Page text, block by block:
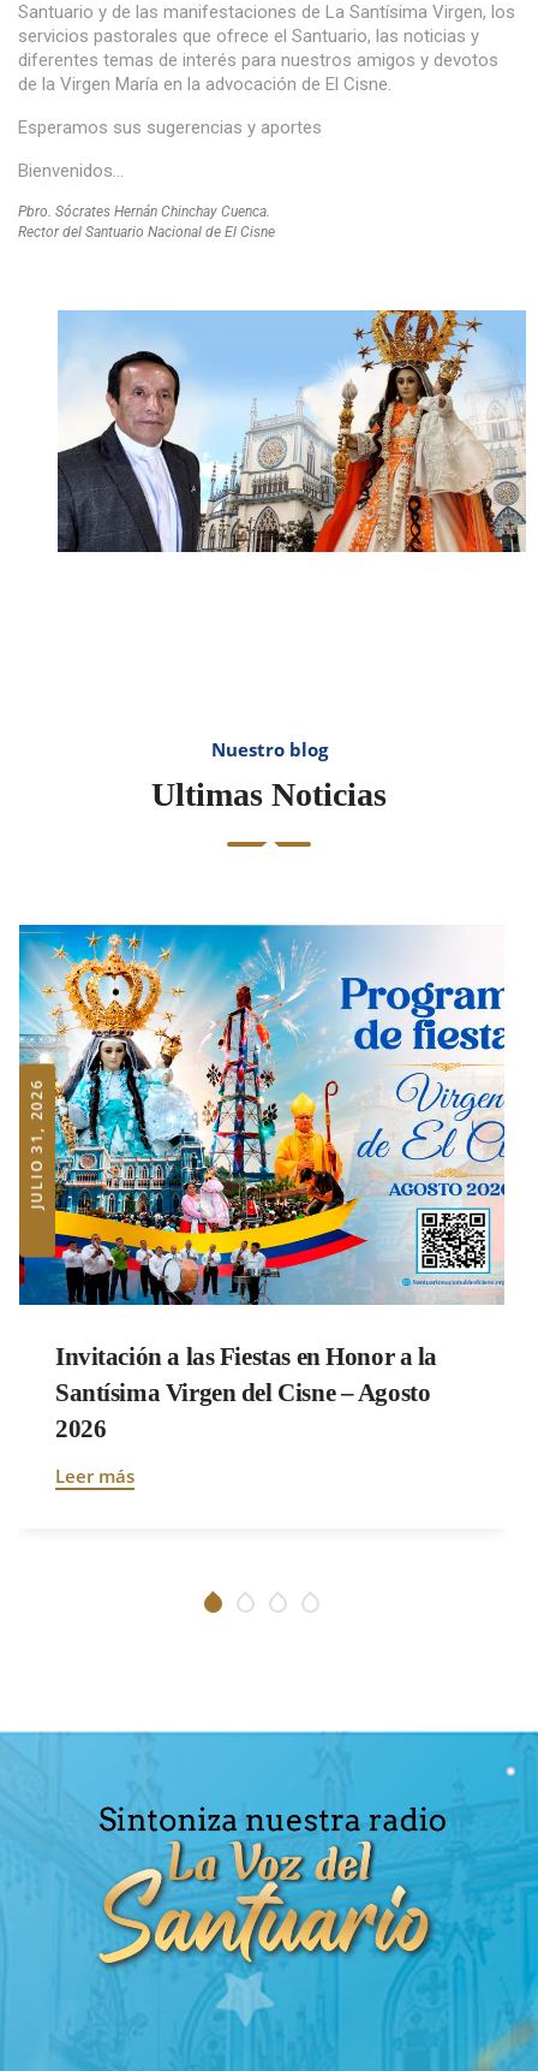
Santuario y de las manifestaciones de La Santísima Virgen, los
servicios pastorales que ofrece el Santuario, las noticias y
diferentes temas de interés para nuestros amigos y devotos
de la Virgen María en la advocación de El Cisne.
Esperamos sus sugerencias y aportes
Bienvenidos…
Pbro. Sócrates Hernán Chinchay Cuenca.
Rector del Santuario Nacional de El Cisne
Nuestro blog
Ultimas Noticias
JULIO 31, 2026
Invitación a las Fiestas en Honor a la
Santísima Virgen del Cisne – Agosto
2026
Leer más